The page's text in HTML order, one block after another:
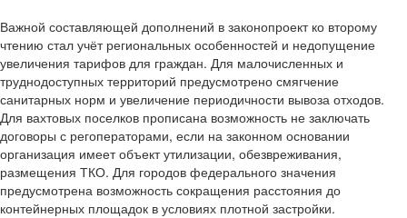
Важной составляющей дополнений в законопроект ко второму
чтению стал учёт региональных особенностей и недопущение
увеличения тарифов для граждан. Для малочисленных и
труднодоступных территорий предусмотрено смягчение
санитарных норм и увеличение периодичности вывоза отходов.
Для вахтовых поселков прописана возможность не заключать
договоры с регоператорами, если на законном основании
организация имеет объект утилизации, обезвреживания,
размещения ТКО. Для городов федерального значения
предусмотрена возможность сокращения расстояния до
контейнерных площадок в условиях плотной застройки.